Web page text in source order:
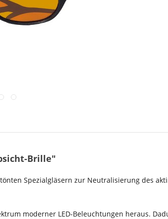
Brille"
Spezialgläsern zur Neutralisierung des
moderner LED-Beleuchtungen heraus.